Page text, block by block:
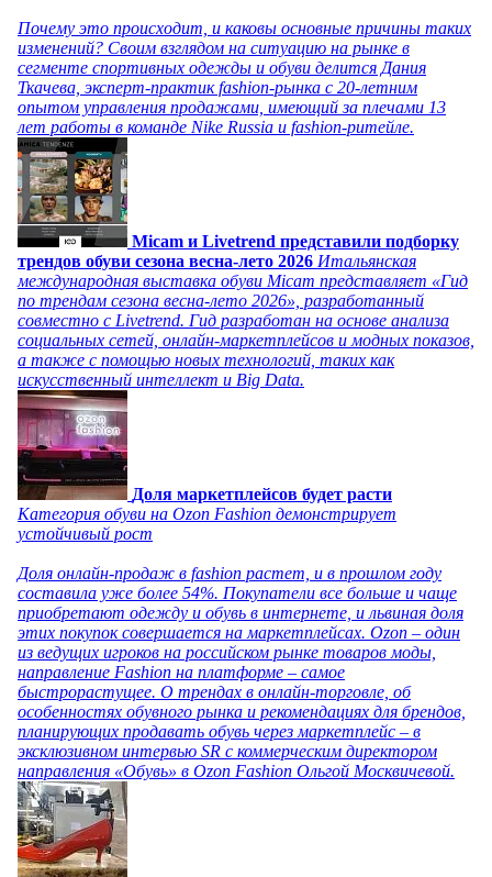
Почему это происходит, и каковы основные причины таких
изменений? Своим взглядом на ситуацию на рынке в
сегменте спортивных одежды и обуви делится Дания
Ткачева, эксперт-практик fashion-рынка с 20-летним
опытом управления продажами, имеющий за плечами 13
лет работы в команде Nike Russia и fashion-ритейле.
Micam и Livetrend представили подборку
трендов обуви сезона весна-лето 2026 Итальянская
международная выставка обуви Micam представляет «Гид
по трендам сезона весна-лето 2026», разработанный
совместно с Livetrend. Гид разработан на основе анализа
социальных сетей, онлайн-маркетплейсов и модных показов,
а также с помощью новых технологий, таких как
искусственный интеллект и Big Data.
Доля маркетплейсов будет расти
Категория обуви на Ozon Fashion демонстрирует
устойчивый рост
Доля онлайн-продаж в fashion растет, и в прошлом году
составила уже более 54%. Покупатели все больше и чаще
приобретают одежду и обувь в интернете, и львиная доля
этих покупок совершается на маркетплейсах. Ozon – один
из ведущих игроков на российском рынке товаров моды,
направление Fashion на платформе – самое
быстрорастущее. О трендах в онлайн-торговле, об
особенностях обувного рынка и рекомендациях для брендов,
планирующих продавать обувь через маркетплейс – в
эксклюзивном интервью SR с коммерческим директором
направления «Обувь» в Ozon Fashion Ольгой Москвичевой.